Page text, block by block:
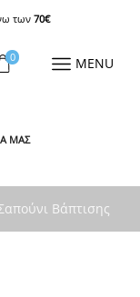
των 70€
0 MENU
ΜΑΣ
Βάπτισης